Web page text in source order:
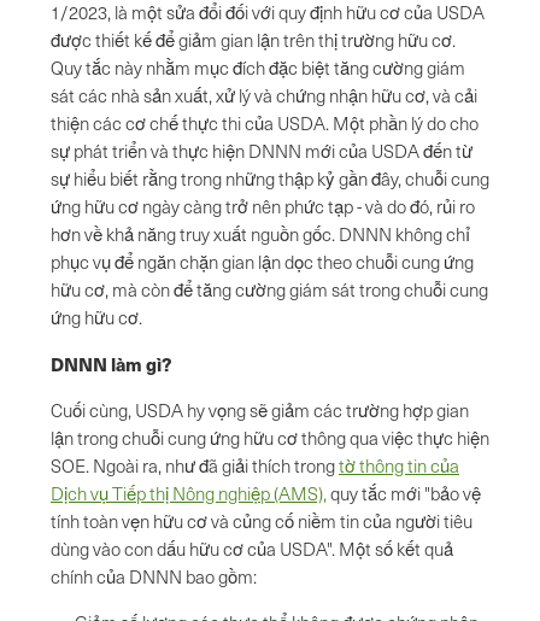
1/2023, là một sửa đổi đối với quy định hữu cơ của USDA
được thiết kế để giảm gian lận trên thị trường hữu cơ.
Quy tắc này nhằm mục đích đặc biệt tăng cường giám
sát các nhà sản xuất, xử lý và chứng nhận hữu cơ, và cải
thiện các cơ chế thực thi của USDA. Một phần lý do cho
sự phát triển và thực hiện DNNN mới của USDA đến từ
sự hiểu biết rằng trong những thập kỷ gần đây, chuỗi cung
ứng hữu cơ ngày càng trở nên phức tạp - và do đó, rủi ro
hơn về khả năng truy xuất nguồn gốc. DNNN không chỉ
phục vụ để ngăn chặn gian lận dọc theo chuỗi cung ứng
hữu cơ, mà còn để tăng cường giám sát trong chuỗi cung
ứng hữu cơ.
DNNN làm gì?
Cuối cùng, USDA hy vọng sẽ giảm các trường hợp gian
lận trong chuỗi cung ứng hữu cơ thông qua việc thực hiện
SOE. Ngoài ra, như đã giải thích trongtờ thông tin của
Dịch vụ Tiếp thị Nông nghiệp (AMS), quy tắc mới "bảo vệ
tính toàn vẹn hữu cơ và củng cố niềm tin của người tiêu
dùng vào con dấu hữu cơ của USDA". Một số kết quả
chính của DNNN bao gồm: